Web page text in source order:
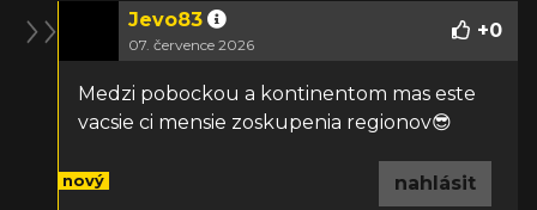
Jevo83
07. července 2026
+0
Medzi pobockou a kontinentom mas este
vacsie ci mensie zoskupenia regionov😎
nový nahlásit